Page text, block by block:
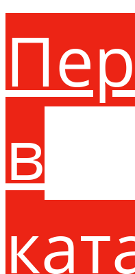
в